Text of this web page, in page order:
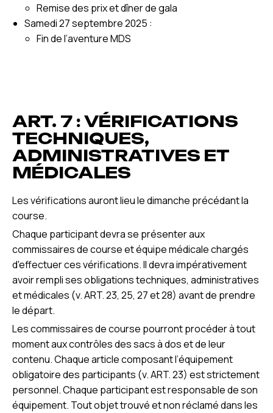
Remise des prix et dîner de gala
Samedi 27 septembre 2025 :
Fin de l’aventure MDS
ART. 7 : VÉRIFICATIONS
TECHNIQUES,
ADMINISTRATIVES ET
MÉDICALES
Les vérifications auront lieu le dimanche précédant la
course.
Chaque participant devra se présenter aux
commissaires de course et équipe médicale chargés
d'effectuer ces vérifications. Il devra impérativement
avoir rempli ses obligations techniques, administratives
et médicales (v. ART. 23, 25, 27 et 28) avant de prendre
le départ.
Les commissaires de course pourront procéder à tout
moment aux contrôles des sacs à dos et de leur
contenu. Chaque article composant l’équipement
obligatoire des participants (v. ART. 23) est strictement
personnel. Chaque participant est responsable de son
équipement. Tout objet trouvé et non réclamé dans les